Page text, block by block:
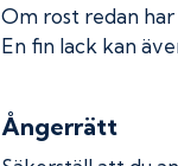
Om rost redan
En fin lack kan
Ångerrätt